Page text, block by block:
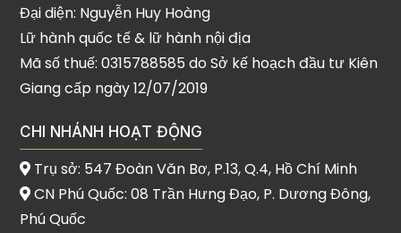
Đại diện: Nguyễn Huy Hoàng
Lữ hành quốc tế & lữ hành nội địa
Mã số thuế: 0315788585 do Sở kế hoạch đầu tư Kiên
Giang cấp ngày 12/07/2019
CHI NHÁNH HOẠT ĐỘNG
Trụ sở: 547 Đoàn Văn Bơ, P.13, Q.4, Hồ Chí Minh
CN Phú Quốc: 08 Trần Hưng Đạo, P. Dương Đông,
Phú Quốc